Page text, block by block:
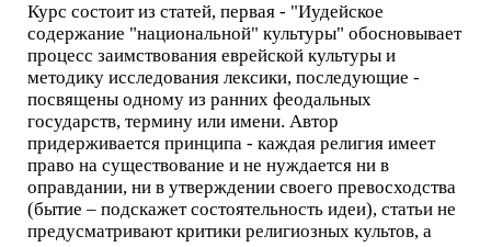
Курс состоит из статей, первая - "Иудейское
содержание "национальной" культуры" обосновывает
процесс заимствования еврейской культуры и
методику исследования лексики, последующие -
посвящены одному из ранних феодальных
государств, термину или имени. Автор
придерживается принципа - каждая религия имеет
право на существование и не нуждается ни в
оправдании, ни в утверждении своего превосходства
(бытие – подскажет состоятельность идеи), статьи не
предусматривают критики религиозных культов, а